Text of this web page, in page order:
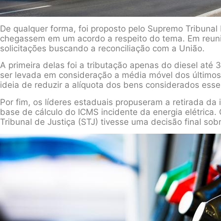
De qualquer forma, foi proposto pelo Supremo
chegassem em um acordo a respeito do tema. Em
solicitações buscando a reconciliação com a União.
A primeira delas foi a tributação apenas do diesel até
ser levada em consideração a média móvel dos
ideia de reduzir a alíquota dos bens considerados
Por fim, os líderes estaduais propuseram a retirada
base de cálculo do ICMS incidente da energia
Tribunal de Justiça (STJ) tivesse uma decisão final